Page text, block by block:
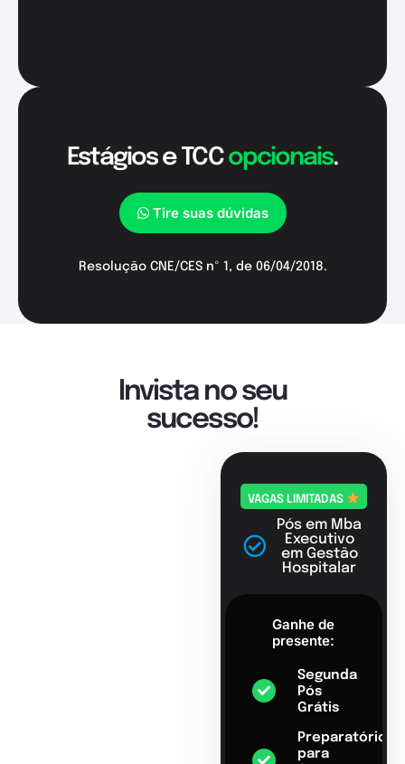
Estágios e TCCopcionais.
Tire suas dúvidas
Resolução CNE/CES nº 1, de 06/04/2018.
Invista no seu
sucesso!
VAGAS LIMITADAS
Pós em Mba
Executivo
em Gestão
Hospitalar
Ganhe de
presente:
Segunda
Pós
Grátis
Preparatório
para